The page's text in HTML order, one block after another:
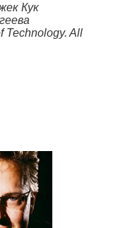
Кук
Technology. All